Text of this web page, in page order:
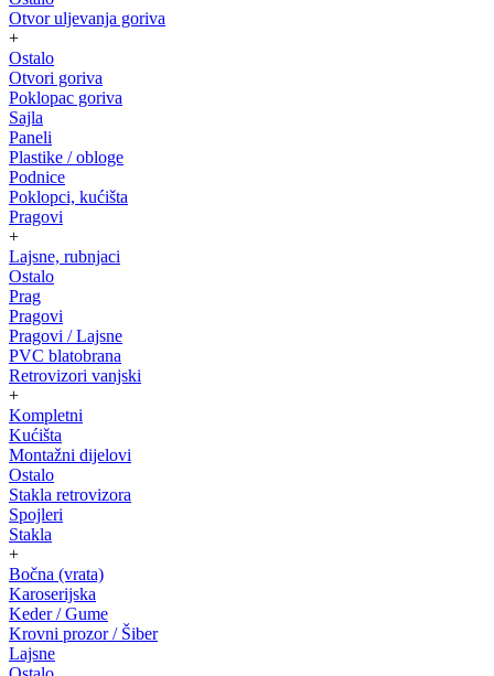
Otvor uljevanja goriva
+
Ostalo
Otvori goriva
Poklopac goriva
Sajla
Paneli
Plastike / obloge
Podnice
Poklopci, kućišta
Pragovi
+
Lajsne, rubnjaci
Ostalo
Prag
Pragovi
Pragovi / Lajsne
PVC blatobrana
Retrovizori vanjski
+
Kompletni
Kućišta
Montažni dijelovi
Ostalo
Stakla retrovizora
Spojleri
Stakla
+
Bočna (vrata)
Karoserijska
Keder / Gume
Krovni prozor / Šiber
Lajsne